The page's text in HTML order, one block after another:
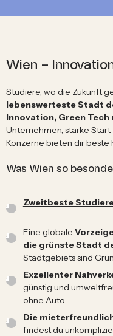
Wien –
Studiere, wo die Zukunft
lebenswerteste Stadt
Innovation, Green
Unternehmen, starke
Konzerne bieten dir beste
Was Wien so
Zweitbeste
Eine globale
die grünste Stadt
Stadtgebiets sind
Exzellenter
günstig und
ohne Auto
Die
findest du